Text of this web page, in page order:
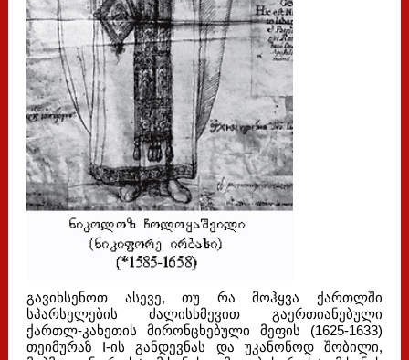
გავიხსენოთ ასევე, თუ რა მოჰყვა ქართლში
სპარსელების ძალისხმევით გაერთიანებული
ქართლ-კახეთის მირონცხებული მეფის (1625-1633)
თეიმურაზ I-ის განდევნას და უკანონოდ შობილი,